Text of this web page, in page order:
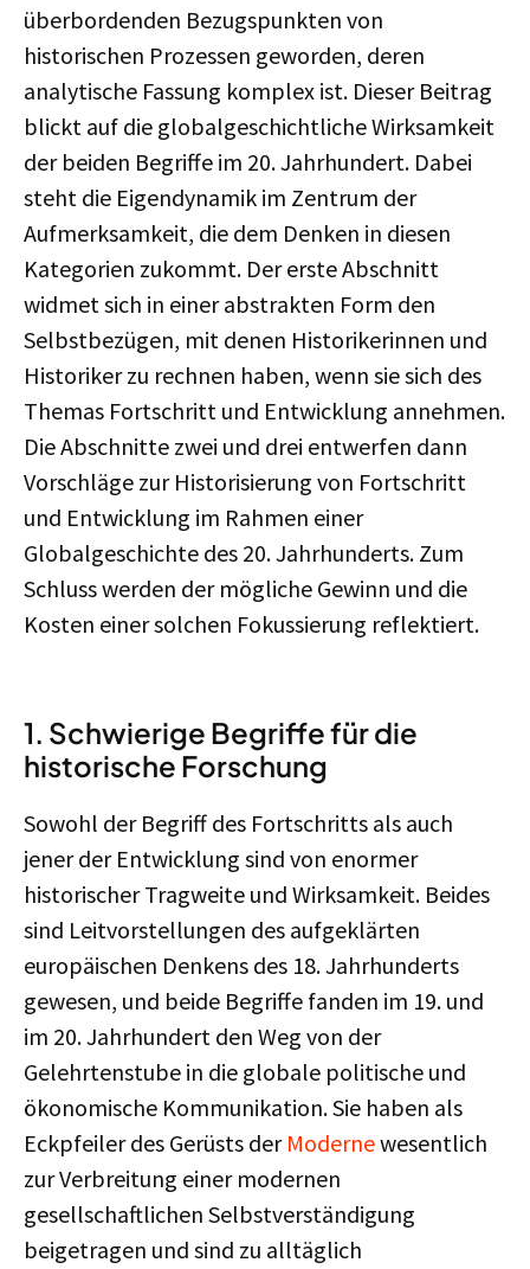
überbordenden Bezugspunkten von
historischen Prozessen geworden, deren
analytische Fassung komplex ist. Dieser Beitrag
blickt auf die globalgeschichtliche Wirksamkeit
der beiden Begriffe im 20. Jahrhundert. Dabei
steht die Eigendynamik im Zentrum der
Aufmerksamkeit, die dem Denken in diesen
Kategorien zukommt. Der erste Abschnitt
widmet sich in einer abstrakten Form den
Selbstbezügen, mit denen Historikerinnen und
Historiker zu rechnen haben, wenn sie sich des
Themas Fortschritt und Entwicklung annehmen.
Die Abschnitte zwei und drei entwerfen dann
Vorschläge zur Historisierung von Fortschritt
und Entwicklung im Rahmen einer
Globalgeschichte des 20. Jahrhunderts. Zum
Schluss werden der mögliche Gewinn und die
Kosten einer solchen Fokussierung reflektiert.
1. Schwierige Begriffe für die
historische Forschung
Sowohl der Begriff des Fortschritts als auch
jener der Entwicklung sind von enormer
historischer Tragweite und Wirksamkeit. Beides
sind Leitvorstellungen des aufgeklärten
europäischen Denkens des 18. Jahrhunderts
gewesen, und beide Begriffe fanden im 19. und
im 20. Jahrhundert den Weg von der
Gelehrtenstube in die globale politische und
ökonomische Kommunikation. Sie haben als
Eckpfeiler des Gerüsts der Modernewesentlich
zur Verbreitung einer modernen
gesellschaftlichen Selbstverständigung
beigetragen und sind zu alltäglich